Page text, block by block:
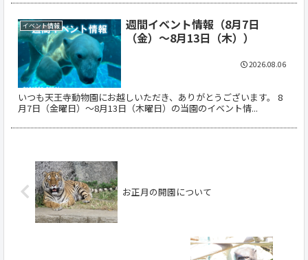
イベント情報
週間イベント情報（8月7日
（金）～8月13日（木））
いつも天王寺動物園にお越しいただき、ありがとうございます。 8
月7日（金曜日）～8月13日（木曜日）の当園のイベント情...
2026.08.06
お正月の開園について